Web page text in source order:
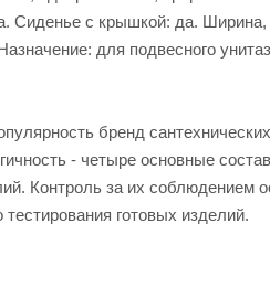
Сиденье c крышкой: да.
для подвесного
бренд
- четыре основные
Контроль за их соблюдением
готовых изделий.